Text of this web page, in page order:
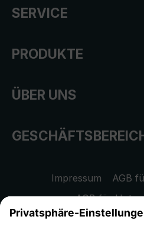
SERVICE
PRODUKTE
ÜBER UNS
Impressum
AGB
AGB für
Datenschutzhinweis